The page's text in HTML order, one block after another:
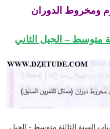
ومخروط الدوران
متوسط – الجيل الثاني